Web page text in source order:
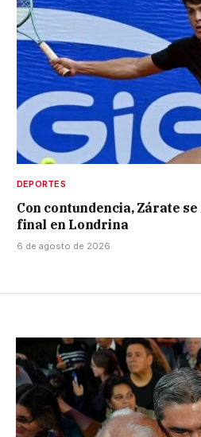
DEPORTES
Con contundencia, Zárate
final en Londrina
6 de agosto de 2026